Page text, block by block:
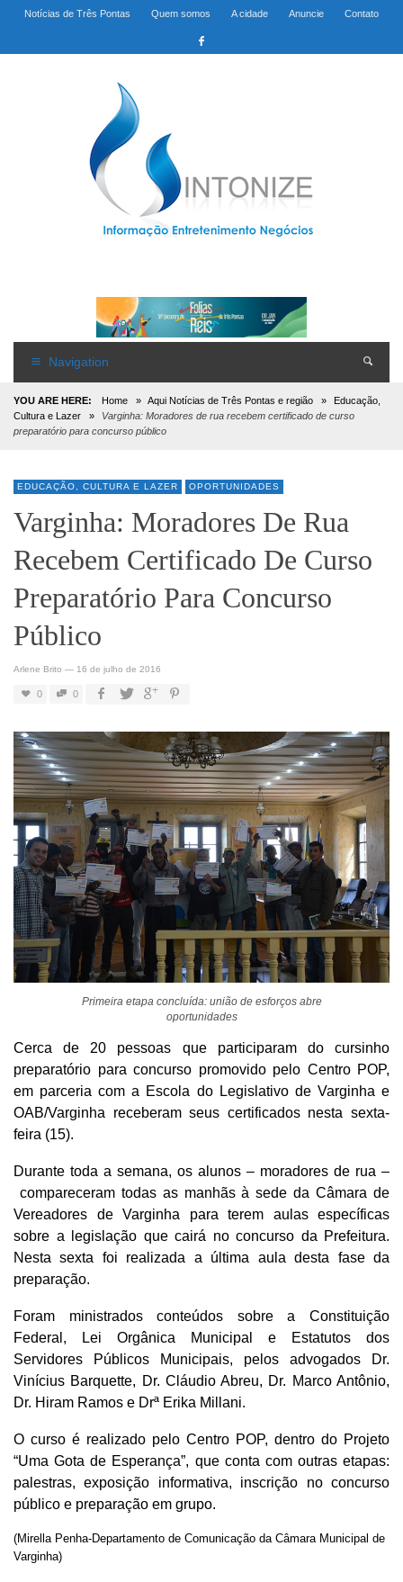
Notícias de Três Pontas Quem somos A cidade Anuncie Contato
Navigation
YOU ARE HERE: Home » Aqui Notícias de Três Pontas e região »
Educação,
Cultura e Lazer
»
Varginha: Moradores de rua recebem certificado de curso
preparatório para concurso público
EDUCAÇÃO, CULTURA E LAZER OPORTUNIDADES
Varginha: Moradores De Rua
Recebem Certificado De Curso
Preparatório Para Concurso
Público
Arlene Brito — 16 de julho de 2016
0 0
Primeira etapa concluída: união de esforços abre
oportunidades
Cerca de 20 pessoas que participaram do cursinho
preparatório para concurso promovido pelo Centro POP,
em parceria com a Escola do Legislativo de Varginha e
OAB/Varginha receberam seus certificados nesta sexta-
feira (15).
Durante toda a semana, os alunos – moradores de rua –
compareceram todas as manhãs à sede da Câmara de
Vereadores de Varginha para terem aulas específicas
sobre a legislação que cairá no concurso da Prefeitura.
Nesta sexta foi realizada a última aula desta fase da
preparação.
Foram ministrados conteúdos sobre a Constituição
Federal, Lei Orgânica Municipal e Estatutos dos
Servidores Públicos Municipais, pelos advogados Dr.
Vinícius Barquette, Dr. Cláudio Abreu, Dr. Marco Antônio,
Dr. Hiram Ramos e Drª Erika Millani.
O curso é realizado pelo Centro POP, dentro do Projeto
“Uma Gota de Esperança”, que conta com outras etapas:
palestras, exposição informativa, inscrição no concurso
público e preparação em grupo.
(Mirella Penha-Departamento de Comunicação da Câmara Municipal de
Varginha)